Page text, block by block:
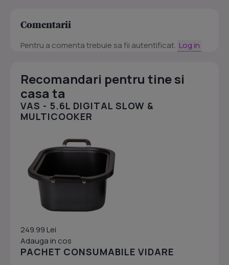
Comentarii
Pentru a comenta trebuie sa fii autentificat. Log in
Recomandari pentru tine si
casa ta
VAS - 5.6L DIGITAL SLOW &
MULTICOOKER
249.99 Lei
Adauga in cos
PACHET CONSUMABILE VIDARE